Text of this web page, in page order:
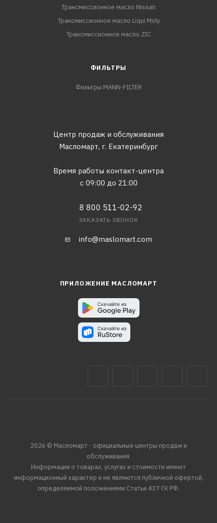
Трансмиссионное масло Nissan
Трансмиссионное масло Liqui Moly
Трансмиссионное масло ZIC
ФИЛЬТРЫ
Фильтры MANN-FILTER
Центр продаж и обслуживания
Масломарт, г. Екатеринбург
Время работы контакт-центра
с 09:00 до 21:00
8 800 511-02-92
ЗАКАЗАТЬ ЗВОНОК
info@maslomart.com
ПРИЛОЖЕНИЕ МАСЛОМАРТ
2026 © Масломарт - официальные центры продаж и
обслуживания.
Информация о товарах, услугах и стоимости имеют
информационный характер и не являются публичной офертой,
определяемой положениями Статьи 437 ГК РФ.